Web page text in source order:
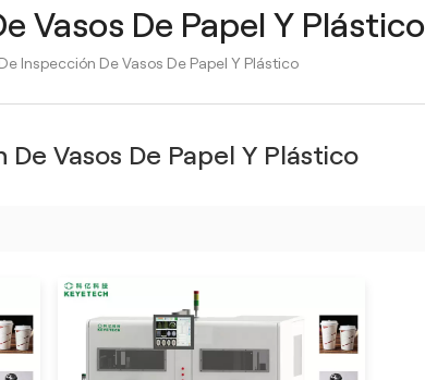
Vasos De Papel Y Plástico
Inspección De Vasos De Papel Y Plástico
Vasos De Papel Y Plástico